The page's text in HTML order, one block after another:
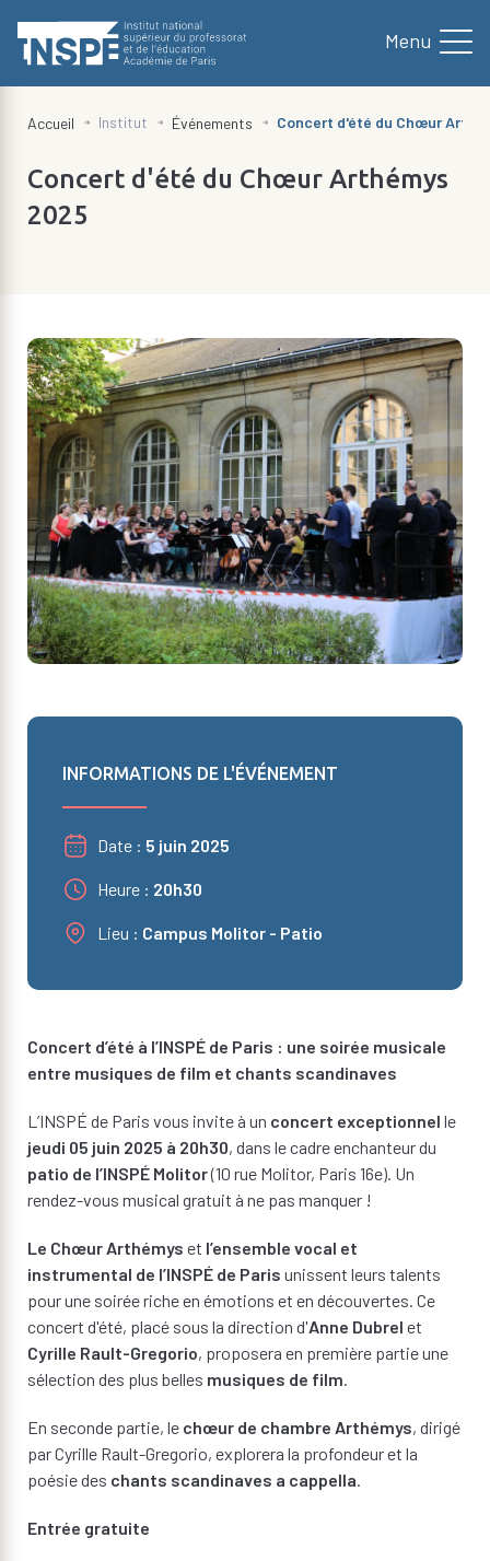
contenu
principal
d'Ariane
Accueil Institut Événements Concert d'été du Chœur
Concert d'été du Chœur Arthémys
2025
INFORMATIONS DE L'ÉVÉNEMENT
Date 5 juin 2025
Heure 20h30
Lieu Campus Molitor - Patio
Concert d’été à l’INSPÉ de Paris : une soirée musicale
entre musiques de film et chants scandinaves
L’INSPÉ de Paris vous invite à un concert exceptionnel le
jeudi 05 juin 2025 à 20h30, dans le cadre enchanteur du
patio de l’INSPÉ Molitor(10 rue Molitor, Paris 16e). Un
rendez-vous musical gratuit à ne pas manquer !
Le Chœur Arthémys et l’ensemble vocal et
instrumental de l’INSPÉ de Paris unissent leurs talents
pour une soirée riche en émotions et en découvertes. Ce
concert d'été, placé sous la direction d'Anne Dubrel et
Cyrille Rault-Gregorio, proposera en première partie une
sélection des plus belles musiques de film.
En seconde partie, le chœur de chambre Arthémys, dirigé
par Cyrille Rault-Gregorio, explorera la profondeur et la
poésie des chants scandinaves a cappella.
Entrée gratuite